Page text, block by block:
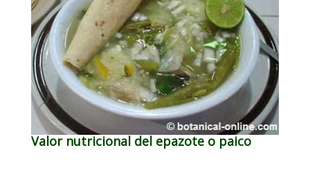
Valor nutricional del epazote o paico